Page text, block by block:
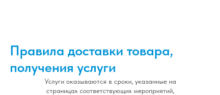
Правила доставки товара,
получения услуги
Услуги оказываются в сроки, указанные на
страницах соответствующих мероприятий,